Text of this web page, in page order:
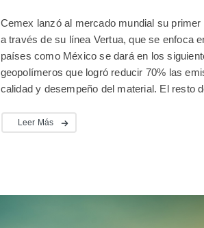
Cemex lanzó al mercado mundial su
a través de su línea Vertua, que se enfoca
países como México se dará en los
geopolímeros que logró reducir 70% las
calidad y desempeño del material. El resto
Leer Más